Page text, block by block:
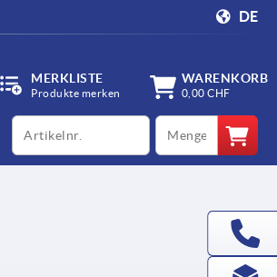
DE
MERKLISTE
Produkte merken
WARENKORB
0,00 CHF
productCode qty